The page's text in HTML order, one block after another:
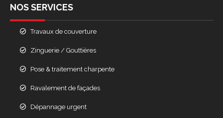
NOS SERVICES
Travaux de couverture
Zinguerie / Gouttières
Pose & traitement charpente
Ravalement de façades
Dépannage urgent